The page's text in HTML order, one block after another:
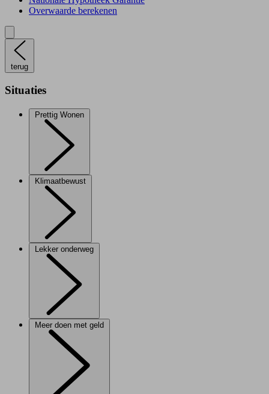
Overwaarde berekenen
terug
Situaties
Prettig Wonen
Klimaatbewust
Lekker onderweg
Meer doen met geld